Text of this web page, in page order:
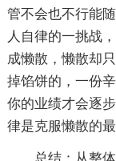
管不会也不行能
人自律的一挑战
成懒散，懒散却
掉馅饼的，一份
你的业绩才会逐
律是克服懒散的最